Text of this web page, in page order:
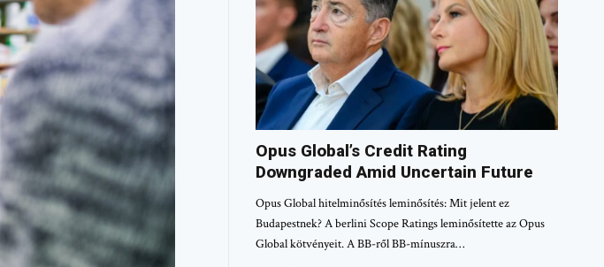
Opus Global’s Credit Rating
Downgraded Amid Uncertain Future
Opus Global hitelminősítés leminősítés: Mit jelent ez
Budapestnek? A berlini Scope Ratings leminősítette az Opus
Global kötvényeit. A BB-ről BB-mínuszra…